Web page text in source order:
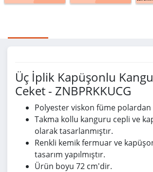
Üç İplik Kapüşonlu
Ceket - ZNBPRKKUCG
Polyester viskon füme
Takma kollu kanguru cepli ve
olarak tasarlanmıştır.
Renkli kemik fermuar ve
tasarım yapılmıştır.
Ürün boyu 72 cm'dir.